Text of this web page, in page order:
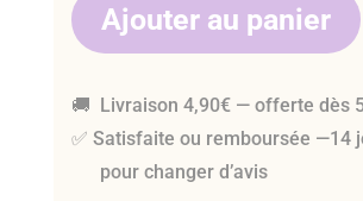
Ajouter au panier
🚚 Livraison 4,90€ — offerte dès
✅ Satisfaite ou remboursée —14
pour changer d’avis